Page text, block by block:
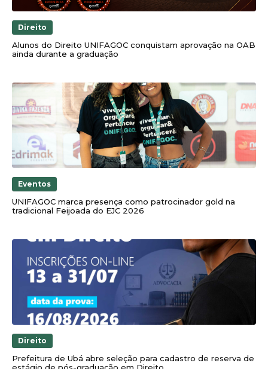
Direito
Alunos do Direito UNIFAGOC conquistam aprovação na OAB
ainda durante a graduação
Eventos
UNIFAGOC marca presença como patrocinador gold na
tradicional Feijoada do EJC 2026
Direito
Prefeitura de Ubá abre seleção para cadastro de reserva de